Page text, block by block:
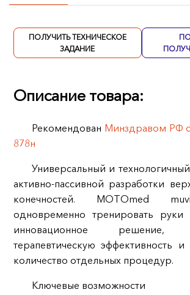
ПОЛУЧИТЬ ТЕХНИЧЕСКОЕ
ЗАДАНИЕ
Описание товара:
Рекомендован Минздравом РФ
878н
Универсальный и
активно‑пассивной разработки
конечностей. MOTOmed
одновременно тренировать
инновационное решение,
терапевтическую эффективность
количество отдельных процедур.
Ключевые возможности